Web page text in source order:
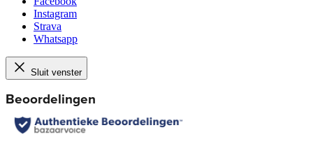
Instagram
Strava
Whatsapp
Sluit venster